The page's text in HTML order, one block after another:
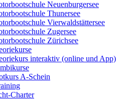
Neuenburgersee
Thunersee
Vierwaldstättersee
Zugersee
Zürichsee
interaktiv (online und App)
A-Schein
Charter